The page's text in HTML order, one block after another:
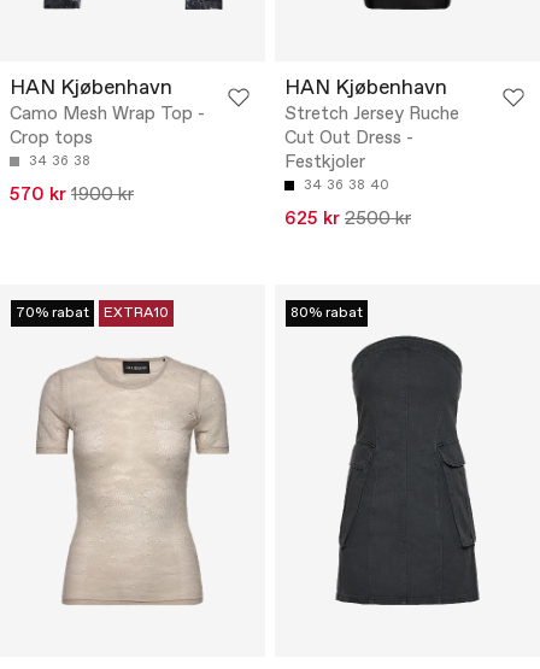
HAN Kjøbenhavn
Camo Mesh Wrap Top -
Crop tops
34 36 38
570 kr 1900 kr
HAN Kjøbenhavn
Stretch Jersey Ruche
Cut Out Dress -
Festkjoler
34 36 38 40
625 kr 2500 kr
70% rabat EXTRA10 80% rabat